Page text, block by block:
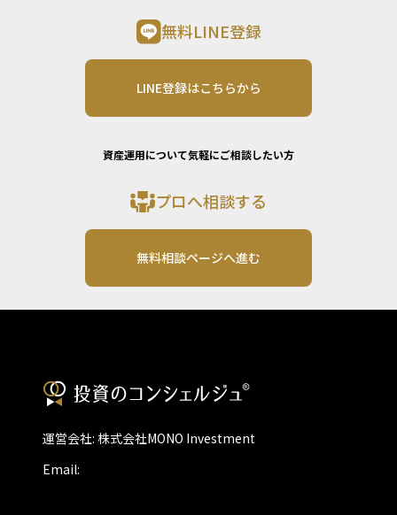
無料LINE登録
LINE登録はこちらから
資産運用について気軽にご相談したい方
プロへ相談する
無料相談ページへ進む
運営会社: 株式会社MONO Investment
Email: